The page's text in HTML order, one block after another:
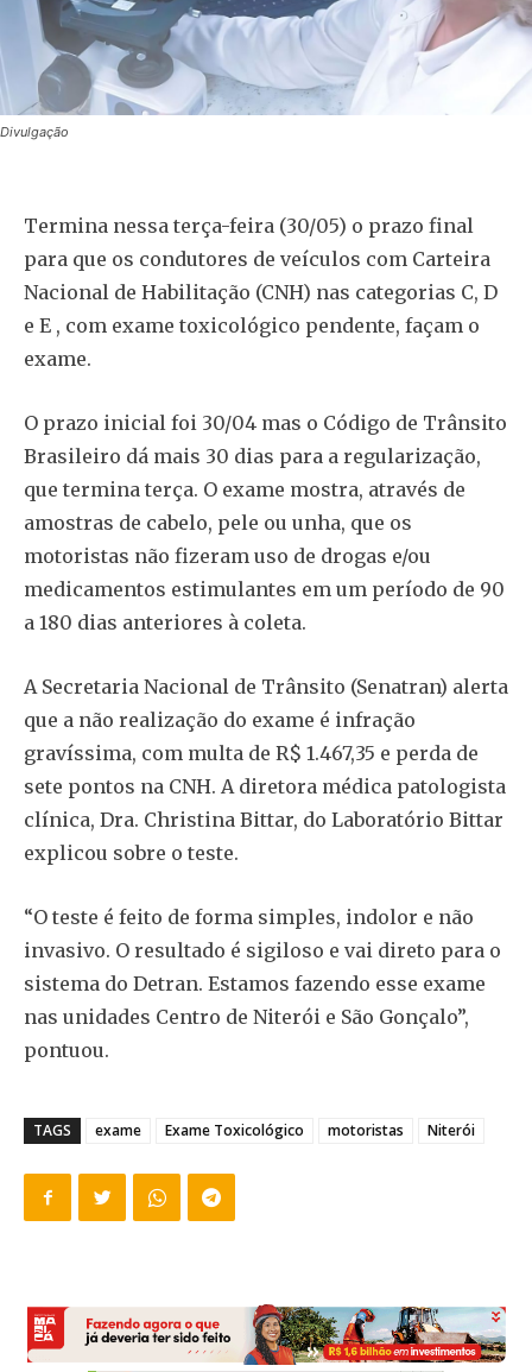
Divulgação
Termina nessa terça-feira (30/05) o prazo final
para que os condutores de veículos com Carteira
Nacional de Habilitação (CNH) nas categorias C, D
e E , com exame toxicológico pendente, façam o
exame.
O prazo inicial foi 30/04 mas o Código de Trânsito
Brasileiro dá mais 30 dias para a regularização,
que termina terça. O exame mostra, através de
amostras de cabelo, pele ou unha, que os
motoristas não fizeram uso de drogas e/ou
medicamentos estimulantes em um período de 90
a 180 dias anteriores à coleta.
A Secretaria Nacional de Trânsito (Senatran) alerta
que a não realização do exame é infração
gravíssima, com multa de R$ 1.467,35 e perda de
sete pontos na CNH. A diretora médica patologista
clínica, Dra. Christina Bittar, do Laboratório Bittar
explicou sobre o teste.
“O teste é feito de forma simples, indolor e não
invasivo. O resultado é sigiloso e vai direto para o
sistema do Detran. Estamos fazendo esse exame
nas unidades Centro de Niterói e São Gonçalo”,
pontuou.
TAGS exame Exame Toxicológico motoristas Niterói